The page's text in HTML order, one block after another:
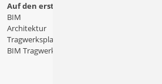
Auf den ersten Blick
BIM
Architektur
Tragwerksplanung
BIM Tragwerksplanung